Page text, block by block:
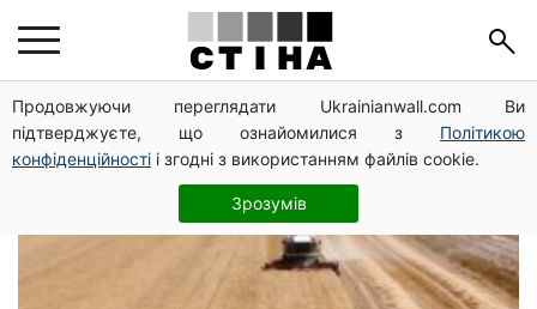
Продовжуючи переглядати Ukrainianwall.com Ви
підтверджуєте, що ознайомилися з Політикою
конфіденційності і згодні з використанням файлів cookie.
Зрозумів
аграрии